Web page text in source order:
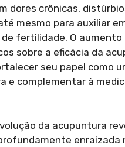
dores crônicas,
mesmo para auxiliar
fertilidade. O aumento
sobre a eficácia da
seu papel como
e complementar à
da acupuntura
enraizada